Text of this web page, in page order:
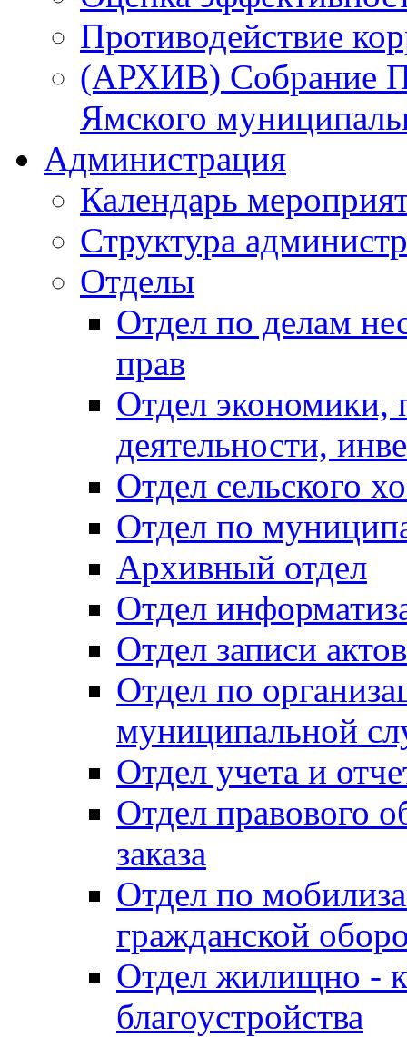
Противодействие
(АРХИВ) Собрание
Ямского
Администрация
Календарь
Структура
Отделы
Отдел по делам
прав
Отдел экономики,
деятельности,
Отдел сельского
Отдел по
Архивный отдел
Отдел
Отдел записи
Отдел по
муниципальной
Отдел учета и
Отдел правового
заказа
Отдел по
гражданской
Отдел жилищно -
благоустройства